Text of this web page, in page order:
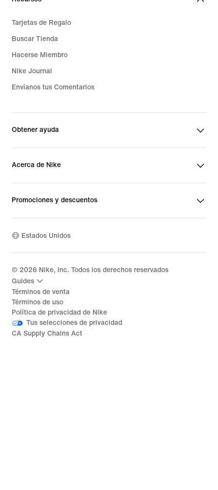
Tarjetas de Regalo
Buscar Tienda
Hacerse Miembro
Nike Journal
Envíanos tus Comentarios
Obtener ayuda
Acerca de Nike
Promociones y descuentos
Estados Unidos
© 2026 Nike, Inc. Todos los derechos reservados
Guides
Términos de venta
Términos de uso
Política de privacidad de Nike
Tus selecciones de privacidad
CA Supply Chains Act